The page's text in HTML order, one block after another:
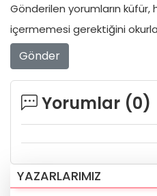
Gönderilen yorumların
içermemesi gerektiğini
Gönder
Yorumlar (0)
YAZARLARIMIZ